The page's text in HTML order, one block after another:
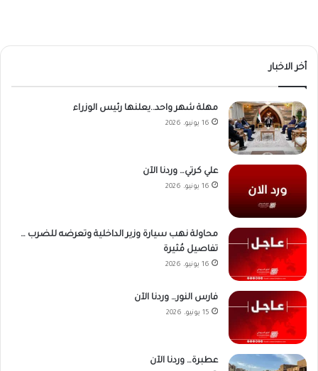
أخر الاخبار
مهلة شهر واحد..يعلنها رئيس الوزراء
16 يونيو، 2026
علي كرتي… وردنا الآن
16 يونيو، 2026
محاولة نهب سيارة وزير الداخلية وتعرضه للضرب …
تفاصيل مُثيرة
16 يونيو، 2026
فارس النور… وردنا الآن
15 يونيو، 2026
عطبرة… وردنا الآن